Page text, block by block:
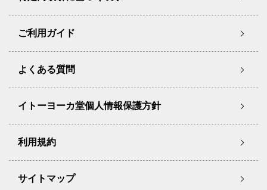
ご利用ガイド
よくある質問
イトーヨーカ堂個人情報保護方針
利用規約
サイトマップ